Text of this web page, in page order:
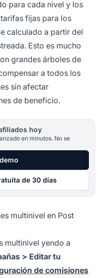
para cada nivel y los
fijas para los
calculado a partir del
Esto es mucho
grandes árboles de
a todos los
sin afectar
de beneficio.
hoy
en minutos. No se
de 30 días
multinivel en Post
multinivel yendo a
> Editar tu
de comisiones